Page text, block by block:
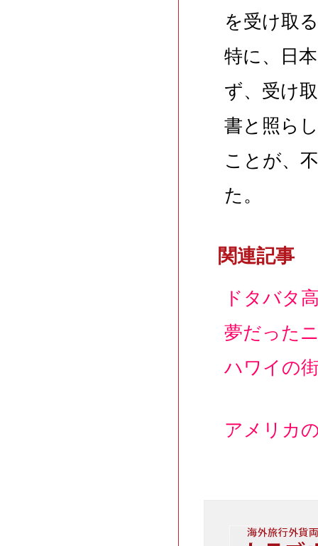
を受け取
特に、日
ず、受け
書と照ら
ことが、
た。
関連記事
ドタバタ
夢だった
ハワイの
アメリカ